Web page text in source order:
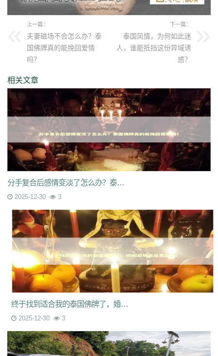
上一篇：
夫妻磁场不合怎么办？泰
国佛牌真的能挽回爱情
吗？
下一篇：
泰国风情，为何如此迷
人，谁能抵挡这份异域诱
惑？
相关文章
分手复合后感情变淡了怎么办？泰国佛牌真的能挽回爱情吗？
2025-12-30 3
终于找到适合我的泰国佛牌了，婚姻感情真是要靠它！
2025-12-30 3